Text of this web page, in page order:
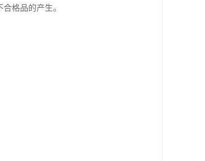
格品的产生。